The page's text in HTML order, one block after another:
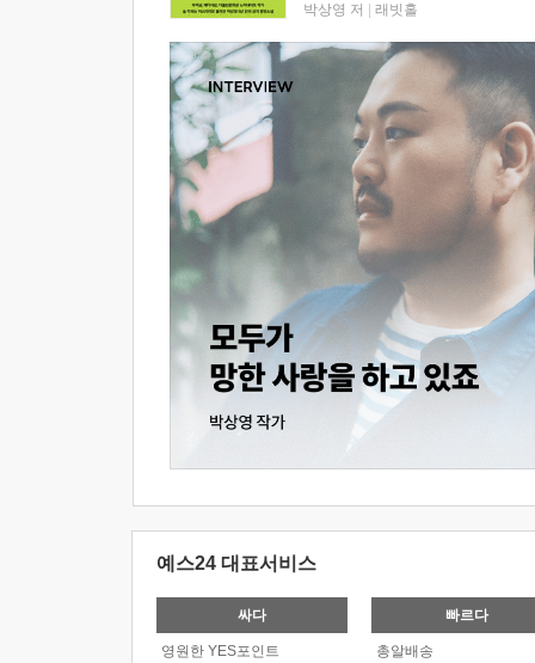
박상영 저 래빗홀
예스24 대표서비스
싸다
영원한 YES포인트
빠르다
총알배송